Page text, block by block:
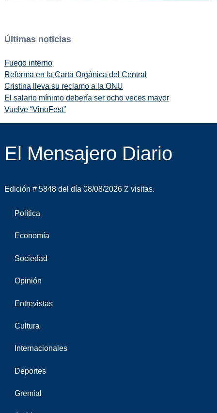
Últimas noticias
Fuego interno
Reforma en la Carta Orgánica del Central
Cristina lleva su reclamo a la ONU
El salario mínimo debería ser ocho veces mayor
Vuelve “VinoFest”
El Mensajero Diario
Edición # 5848 del día 08/08/2026 visitas.
Política
Economía
Sociedad
Opinión
Entrevistas
Cultura
Internacionales
Deportes
Gremial